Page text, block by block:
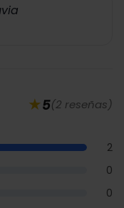
★5(2 reseñas)
2
0
0